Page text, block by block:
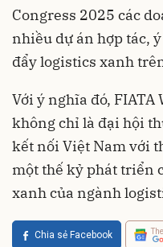
Congress 2025 các
nhiều dự án hợp tác,
đẩy logistics xanh
Với ý nghĩa đó, FIATA
không chỉ là đại hội
kết nối Việt Nam với
một thế kỷ phát triển
xanh của ngành
Chia sẻ Facebook